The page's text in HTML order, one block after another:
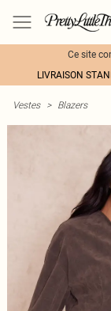
Ce site
LIVRAISON
Vestes > Blazers